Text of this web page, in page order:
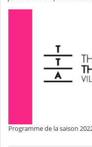
Programme de la saison